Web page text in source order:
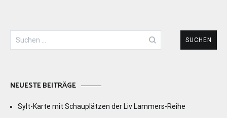
Suchen
nach:
NEUESTE BEITRÄGE
Sylt-Karte mit Schauplätzen der Liv Lammers-Reihe